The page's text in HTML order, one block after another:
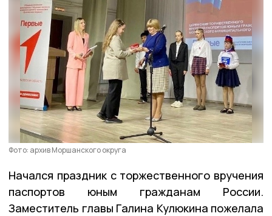
Фото: архив Моршанского округа
Начался праздник с торжественного вручения
паспортов юным гражданам России.
Заместитель главы Галина Кулюкина пожелала